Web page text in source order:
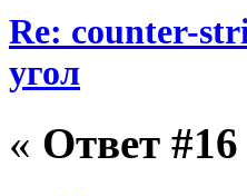
Re: counter-
угол
« Ответ #16